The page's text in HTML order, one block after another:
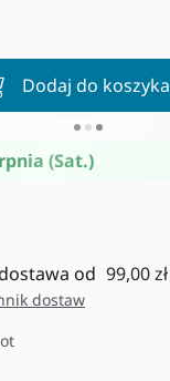
Dodaj do koszyka
(Sat.)
od 99,00 zł
dostaw